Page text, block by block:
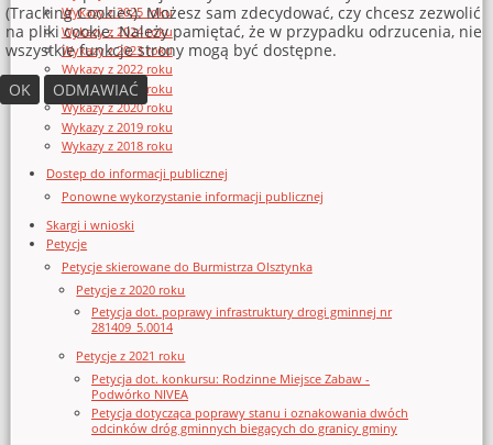
Wykazy z 2025 roku
Wykazy z 2024 roku
Wykazy z 2023 roku
Wykazy z 2022 roku
Wykazy z 2021 roku
Wykazy z 2020 roku
Wykazy z 2019 roku
Wykazy z 2018 roku
Dostęp do informacji publicznej
Ponowne wykorzystanie informacji publicznej
Skargi i wnioski
Petycje
Petycje skierowane do Burmistrza Olsztynka
Petycje z 2020 roku
Petycja dot. poprawy infrastruktury drogi gminnej nr
281409_5.0014
Petycje z 2021 roku
Petycja dot. konkursu: Rodzinne Miejsce Zabaw -
Podwórko NIVEA
Petycja dotycząca poprawy stanu i oznakowania dwóch
odcinków dróg gminnych biegących do granicy gminy
(Tracking Cookies). Możesz sam zdecydować, czy chcesz zezwolić
na pliki cookie. Należy pamiętać, że w przypadku odrzucenia, nie
wszystkie funkcje strony mogą być dostępne.
OK
ODMAWIAĆ